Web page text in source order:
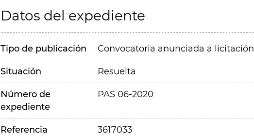
Datos del expediente
Tipo de publicación Convocatoria anunciada a licitación
Situación Resuelta
Número de
expediente
PAS 06-2020
Referencia 3617033